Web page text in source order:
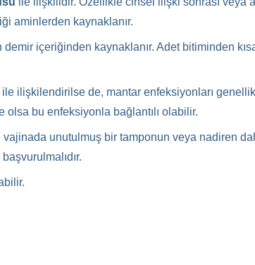
aminlerden kaynaklanır.
demir içeriğinden kaynaklanır. Adet bitiminden
ilişkilendirilse de, mantar enfeksiyonları
olsa bu enfeksiyonla bağlantılı olabilir.
unutulmuş bir tamponun veya nadiren